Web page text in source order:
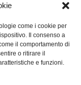
come i cookie per
Il consenso a
il comportamento di
o ritirare il
e funzioni.